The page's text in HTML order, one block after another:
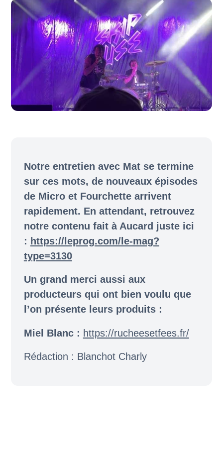
Notre entretien avec Mat se termine
sur ces mots, de nouveaux épisodes
de Micro et Fourchette arrivent
rapidement. En attendant, retrouvez
notre contenu fait à Aucard juste ici
: https://leprog.com/le-mag?
type=3130
Un grand merci aussi aux
producteurs qui ont bien voulu que
l’on présente leurs produits :
Miel Blanc : https://rucheesetfees.fr/
Rédaction : Blanchot Charly